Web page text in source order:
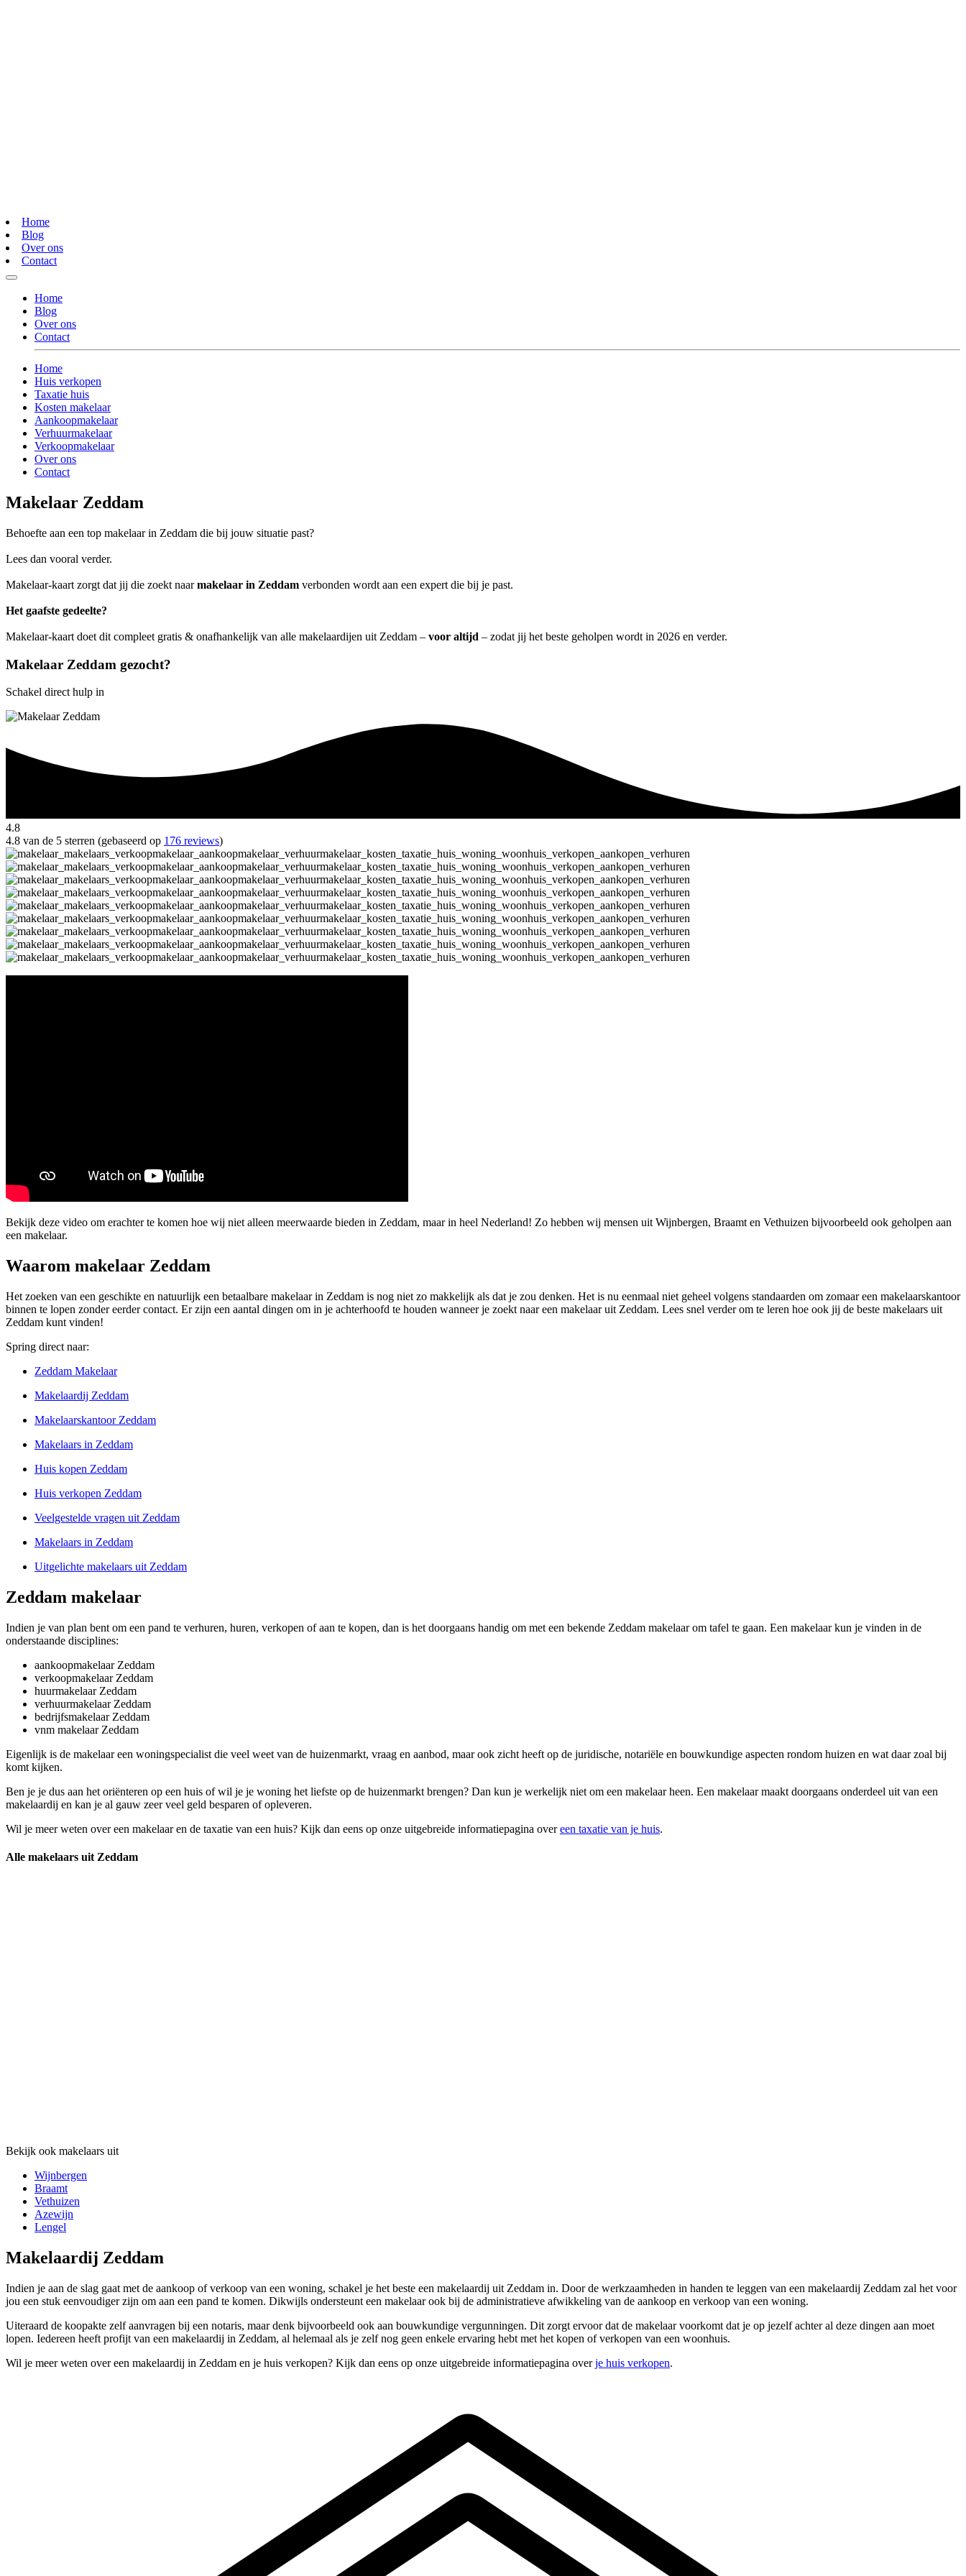
Home
Blog
Over ons
Contact
Home
Blog
Over ons
Contact
Home
Huis verkopen
Taxatie huis
Kosten makelaar
Aankoopmakelaar
Verhuurmakelaar
Verkoopmakelaar
Over ons
Contact
Makelaar Zeddam
Behoefte aan een top makelaar in Zeddam die bij jouw situatie past?
Lees dan vooral verder.
Makelaar-kaart zorgt dat jij die zoekt naarmakelaar in Zeddam verbonden wordt aan een expert die bij je past.
Het gaafste gedeelte?
Makelaar-kaart doet dit compleet gratis & onafhankelijk van alle makelaardijen uit Zeddam – voor altijd – zodat jij het beste geholpen wordt in 2026 en verder.
Makelaar Zeddam gezocht?
Schakel direct hulp in
4.8
4.8 van de 5 sterren (gebaseerd op 176 reviews)
Bekijk deze video om erachter te komen hoe wij niet alleen meerwaarde bieden in Zeddam, maar in heel Nederland! Zo hebben wij mensen uit Wijnbergen, Braamt en Vethuizen bijvoorbeeld ook geholpen aan
een makelaar.
Waarom makelaar Zeddam
Het zoeken van een geschikte en natuurlijk een betaalbare makelaar in Zeddam is nog niet zo makkelijk als dat je zou denken. Het is nu eenmaal niet geheel volgens standaarden om zomaar een makelaarskantoor
binnen te lopen zonder eerder contact. Er zijn een aantal dingen om in je achterhoofd te houden wanneer je zoekt naar een makelaar uit Zeddam. Lees snel verder om te leren hoe ook jij de beste makelaars uit
Zeddam kunt vinden!
Spring direct naar:
Zeddam Makelaar
Makelaardij Zeddam
Makelaarskantoor Zeddam
Makelaars in Zeddam
Huis kopen Zeddam
Huis verkopen Zeddam
Veelgestelde vragen uit Zeddam
Makelaars in Zeddam
Uitgelichte makelaars uit Zeddam
Zeddam makelaar
Indien je van plan bent om een pand te verhuren, huren, verkopen of aan te kopen, dan is het doorgaans handig om met een bekende Zeddam makelaar om tafel te gaan. Een makelaar kun je vinden in de
onderstaande disciplines:
aankoopmakelaar Zeddam
verkoopmakelaar Zeddam
huurmakelaar Zeddam
verhuurmakelaar Zeddam
bedrijfsmakelaar Zeddam
vnm makelaar Zeddam
Eigenlijk is de makelaar een woningspecialist die veel weet van de huizenmarkt, vraag en aanbod, maar ook zicht heeft op de juridische, notariële en bouwkundige aspecten rondom huizen en wat daar zoal bij
komt kijken.
Ben je je dus aan het oriënteren op een huis of wil je je woning het liefste op de huizenmarkt brengen? Dan kun je werkelijk niet om een makelaar heen. Een makelaar maakt doorgaans onderdeel uit van een
makelaardij en kan je al gauw zeer veel geld besparen of opleveren.
Wil je meer weten over een makelaar en de taxatie van een huis? Kijk dan eens op onze uitgebreide informatiepagina overeen taxatie van je huis.
Alle makelaars uit Zeddam
Bekijk ook makelaars uit
Wijnbergen
Braamt
Vethuizen
Azewijn
Lengel
Makelaardij Zeddam
Indien je aan de slag gaat met de aankoop of verkoop van een woning, schakel je het beste een makelaardij uit Zeddam in. Door de werkzaamheden in handen te leggen van een makelaardij Zeddam zal het voor
jou een stuk eenvoudiger zijn om aan een pand te komen. Dikwijls ondersteunt een makelaar ook bij de administratieve afwikkeling van de aankoop en verkoop van een woning.
Uiteraard de koopakte zelf aanvragen bij een notaris, maar denk bijvoorbeeld ook aan bouwkundige vergunningen. Dit zorgt ervoor dat de makelaar voorkomt dat je op jezelf achter al deze dingen aan moet
lopen. Iedereen heeft profijt van een makelaardij in Zeddam, al helemaal als je zelf nog geen enkele ervaring hebt met het kopen of verkopen van een woonhuis.
Wil je meer weten over een makelaardij in Zeddam en je huis verkopen? Kijk dan eens op onze uitgebreide informatiepagina overje huis verkopen.